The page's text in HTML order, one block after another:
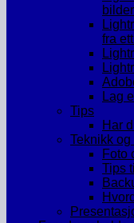
fra
Lag
Tips
Har
Teknikk
Foto
Tips